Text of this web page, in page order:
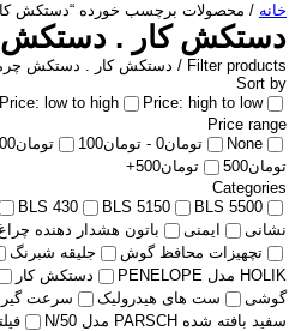
خانه / محصولات برچسب خورده “دستکش
دستکش کار .
Filter products / دستکش کار . دستکش
Sort by
Price: low to high
Price: high to low
Price range
None
تومان0
- تومان100 تومان
تومان500 تومان500
+
Categories
BLS 430 BLS 5150
BLS 5500
نشانی
ایمنی باتون هشدار دهنده چراغ
تچهیزات محافظ گوش
جلیقه شبرنگ
HOLIK مدل PENELOPE
دستکش کار
گوشی
ست های هیدرولیک سرعت گیر
سفید بافته شده PARSCH مدل N/50